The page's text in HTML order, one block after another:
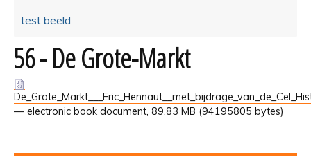
test beeld
56 - De Grote-Markt
— electronic book document, 89.83 MB (94195805 bytes)